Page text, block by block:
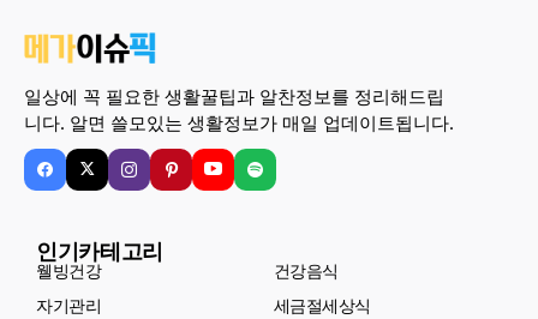
일상에 꼭 필요한 생활꿀팁과 알찬정보를 정리해드립
니다. 알면 쓸모있는 생활정보가 매일 업데이트됩니다.
인기카테고리
웰빙건강
건강음식
자기관리
세금절세상식